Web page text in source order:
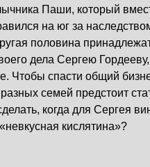
Паши, который
на юг за
половина
дела Сергею
Чтобы спасти общий
семей предстоит
когда для Сергея
кислятина»?